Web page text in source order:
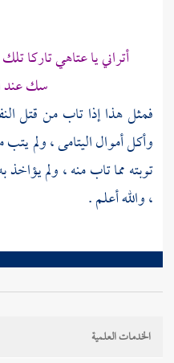
أتراني يا عتاهي تاركا
سك عند
فمثل هذا إذا تاب من قتل
وأكل أموال اليتامى ، ولم
توبته مما تاب منه ، ولم
، والله أعلم .
الخدمات العلمية